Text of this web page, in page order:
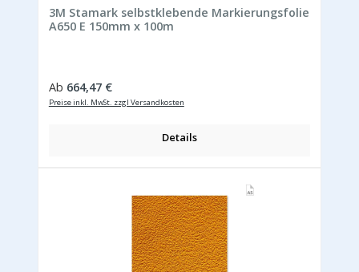
3M Stamark selbstklebende Markierungsfolie
A650 E 150mm x 100m
Regulärer Preis:
Ab 664,47 €
Preise inkl. MwSt. zzgl Versandkosten
Details